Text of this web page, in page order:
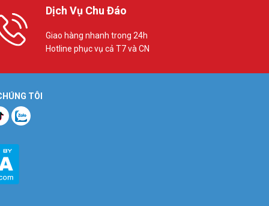
Dịch Vụ Chu Đáo
Giao hàng nhanh trong 24h
Hotline phục vụ cả T7 và CN
TÔI